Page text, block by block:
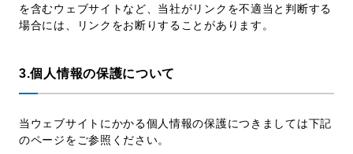
を含むウェブサイトなど、当社がリンクを不適当と判断する
場合には、リンクをお断りすることがあります。
3.個人情報の保護について
当ウェブサイトにかかる個人情報の保護につきましては下記
のページをご参照ください。